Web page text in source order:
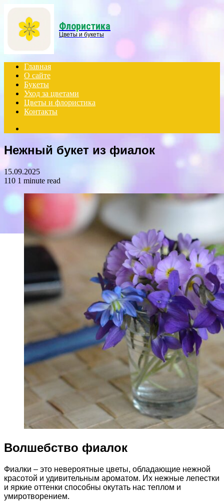
Флористика
Цветы и букеты
Главная
О сайте
Букеты
Уход за цветами
Цветы и флористика
Контакты
Нежный букет из фиалок
15.09.2025
110 1 minute read
Волшебство фиалок
Фиалки – это невероятные цветы, обладающие нежной
красотой и удивительным ароматом. Их нежные лепестки
и яркие оттенки способны окутать нас теплом и
умиротворением.